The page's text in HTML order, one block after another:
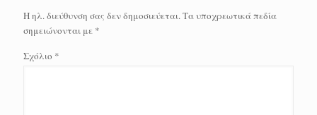
Η ηλ. διεύθυνση σας δεν δημοσιεύεται.Τα υποχρεωτικά πεδία
σημειώνονται με *
Σχόλιο *